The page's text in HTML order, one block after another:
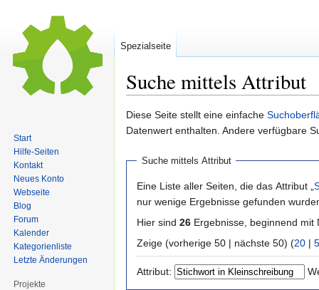
Suche mittels Attribut
Zur
Navigation
Zur
Suche
Diese Seite stellt eine einfache
Datenwert enthalten. Andere verfügbare
Suche mittels Attribut
Eine Liste aller Seiten, die das Attribut „
nur wenige Ergebnisse gefunden
Hier sind 26 Ergebnisse, beginnend
Zeige (vorherige 50 | nächste 50) (20 |
Attribut:
Spezialseite
Start
Hilfe-Seiten
Kontakt
Neues Konto
Webseite
Blog
Forum
Kalender
Kategorienliste
Letzte Änderungen
Projekte